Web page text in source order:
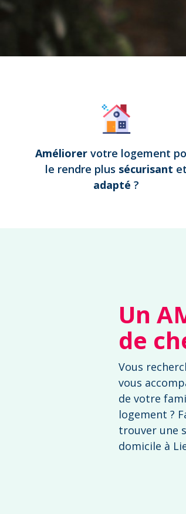
Améliorer votre logement
le rendre plus sécurisant et
adapté ?
Un
de
Vous
vous
de votre
logement ?
trouver une
domicile à